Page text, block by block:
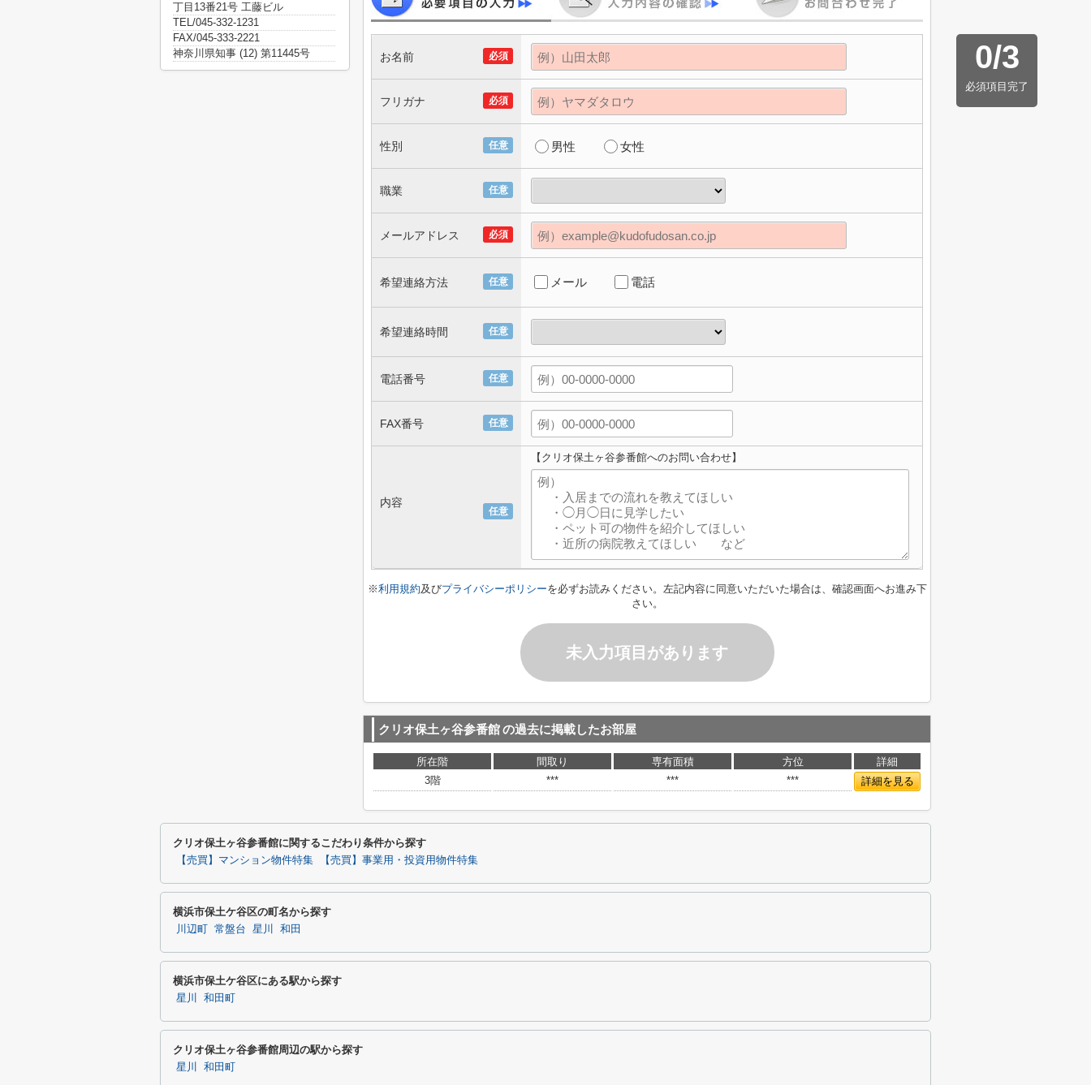
0/3
必須項目完了
必須
お名前
必須
フリガナ
任意
性別 男性 女性
任意
職業
必須
メールアドレス
任意
希望連絡方法 メール 電話
任意
希望連絡時間
任意
電話番号
任意
FAX番号
任意
内容
【クリオ保土ヶ谷参番館へのお問い合わせ】
※利用規約及びプライバシーポリシーを必ずお読みください。左記内容に同意いただいた場合は、確認画面へお進み下
さい。
未入力項目があります
クリオ保土ヶ谷参番館の過去に掲載したお部屋
所在階 間取り 専有面積 方位
詳細
3階
*** *** *** 詳細を見る
丁目13番21号 工藤ビル
TEL/045-332-1231
FAX/045-333-2221
神奈川県知事 (12) 第11445号
クリオ保土ヶ谷参番館に関するこだわり条件から探す
【売買】マンション物件特集 【売買】事業用・投資用物件特集
横浜市保土ケ谷区の町名から探す
川辺町 常盤台 星川 和田
横浜市保土ケ谷区にある駅から探す
星川 和田町
クリオ保土ヶ谷参番館周辺の駅から探す
星川 和田町